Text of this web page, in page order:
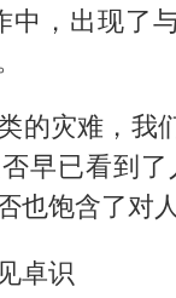
中，出现了
的灾难，我
早已看到了
也饱含了对
卓识